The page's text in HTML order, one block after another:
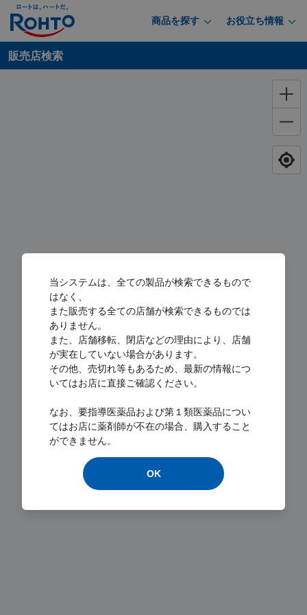
商品を探す お役立ち情報
販売店検索
Loading...
当システムは、全ての製品が検索できるもので
はなく、
また販売する全ての店舗が検索できるものでは
ありません。
また、店舗移転、閉店などの理由により、店舗
が実在していない場合があります。
その他、売切れ等もあるため、最新の情報につ
いてはお店に直接ご確認ください。
なお、要指導医薬品および第１類医薬品につい
てはお店に薬剤師が不在の場合、購入すること
ができません。
OK